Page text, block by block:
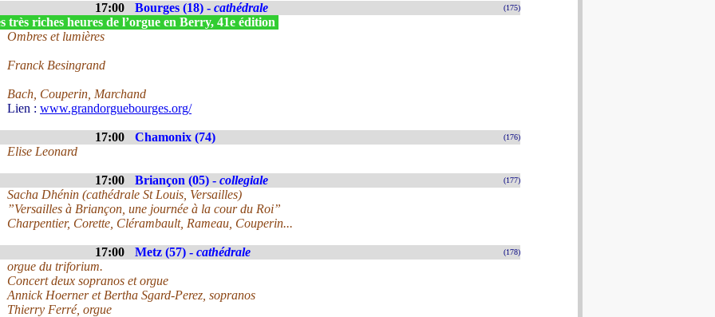
17:00 Bourges (18) - cathédrale (175)
très riches heures de l’orgue en Berry, 41e édition
Ombres et lumières
Franck Besingrand
Bach, Couperin, Marchand
Lien : www.grandorguebourges.org/
17:00 Chamonix (74) (176)
Elise Leonard
17:00 Briançon (05) - collegiale (177)
Sacha Dhénin (cathédrale St Louis, Versailles)
”Versailles à Briançon, une journée à la cour du Roi”
Charpentier, Corette, Clérambault, Rameau, Couperin...
17:00 Metz (57) - cathédrale (178)
orgue du triforium.
Concert deux sopranos et orgue
Annick Hoerner et Bertha Sgard-Perez, sopranos
Thierry Ferré, orgue